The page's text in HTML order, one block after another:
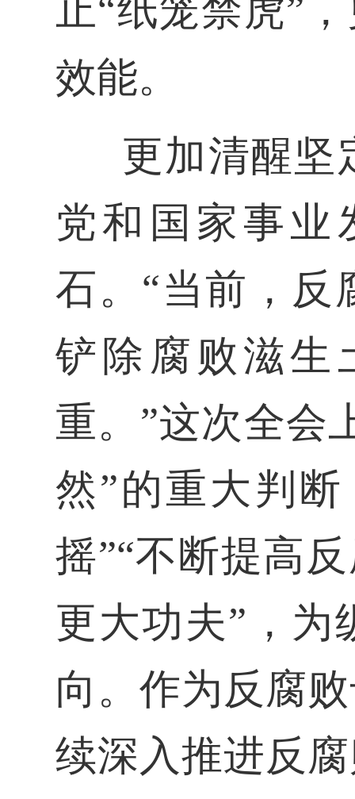
止“纸笼禁虎”
效能。
更加清醒坚
党和国家事业
石。“当前，反
铲除腐败滋生
重。”这次全会
然”的重大判
摇”“不断提高
更大功夫”，为
向。作为反腐
续深入推进反